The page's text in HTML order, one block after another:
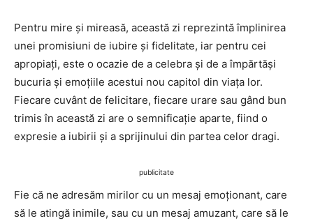
Pentru mire și mireasă, această zi reprezintă împlinirea
unei promisiuni de iubire și fidelitate, iar pentru cei
apropiați, este o ocazie de a celebra și de a împărtăși
bucuria și emoțiile acestui nou capitol din viața lor.
Fiecare cuvânt de felicitare, fiecare urare sau gând bun
trimis în această zi are o semnificație aparte, fiind o
expresie a iubirii și a sprijinului din partea celor dragi.
publicitate
Fie că ne adresăm mirilor cu un mesaj emoționant, care
să le atingă inimile, sau cu un mesaj amuzant, care să le